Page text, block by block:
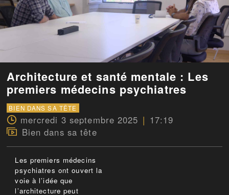
Architecture et santé mentale : Les
premiers médecins psychiatres
BIEN DANS SA TÊTE
mercredi 3 septembre 2025
17:19
Bien dans sa tête
Les premiers médecins
psychiatres ont ouvert la
voie à l’idée que
l’architecture peut